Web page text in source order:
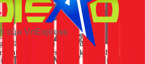
lạnh tại nhà? Giải pháp từ
là khả thi nếu bạn có đủ dụng cụ và
nhiên, rủi ro tiềm ẩn là không nhỏ: